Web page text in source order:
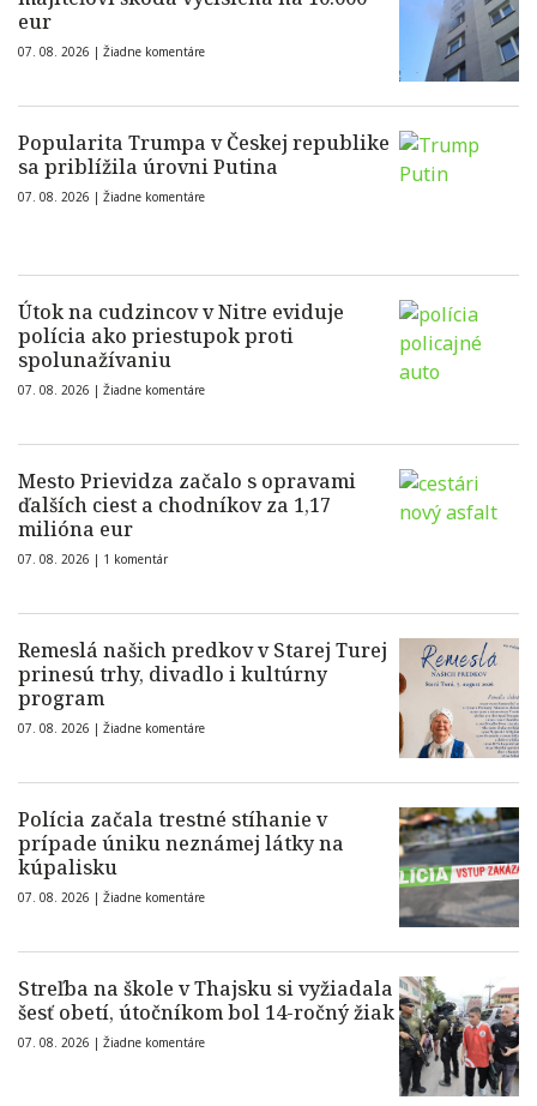
eur
07. 08. 2026 | Žiadne komentáre
Popularita Trumpa v Českej republike
sa priblížila úrovni Putina
07. 08. 2026 | Žiadne komentáre
Útok na cudzincov v Nitre eviduje
polícia ako priestupok proti
spolunažívaniu
07. 08. 2026 | Žiadne komentáre
Mesto Prievidza začalo s opravami
ďalších ciest a chodníkov za 1,17
milióna eur
07. 08. 2026 | 1 komentár
Remeslá našich predkov v Starej Turej
prinesú trhy, divadlo i kultúrny
program
07. 08. 2026 | Žiadne komentáre
Polícia začala trestné stíhanie v
prípade úniku neznámej látky na
kúpalisku
07. 08. 2026 | Žiadne komentáre
Streľba na škole v Thajsku si vyžiadala
šesť obetí, útočníkom bol 14-ročný žiak
07. 08. 2026 | Žiadne komentáre